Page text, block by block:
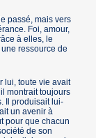
passé, mais vers
Foi, amour,
à elles, le
ressource de
lui, toute vie avait
montrait toujours
Il produisait lui-
un avenir à
pour que chacun
de son